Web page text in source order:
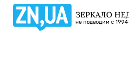
ЗЕРКАЛО
не подводим с